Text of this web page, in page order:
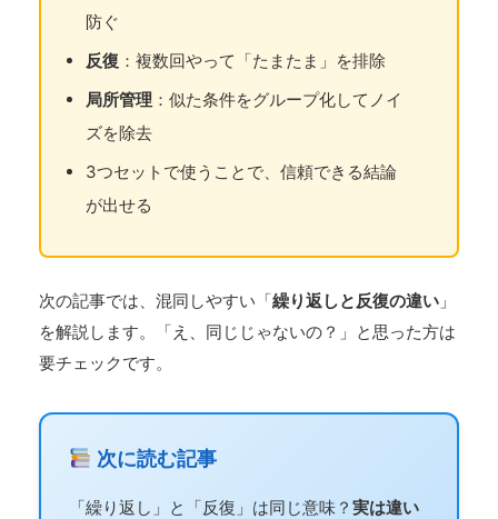
防ぐ
反復 ：複数回やって「たまたま」を排除
局所管理 ：似た条件をグループ化してノイ
ズを除去
3つセットで使うことで、信頼できる結論
が出せる
次の記事では、混同しやすい「繰り返しと反復の違い 」
を解説します。「え、同じじゃないの？」と思った方は
要チェックです。
次に読む記事
「繰り返し」と「反復」は同じ意味？ 実は違い